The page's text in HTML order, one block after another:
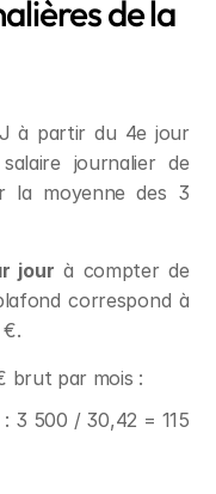
de la
à partir du 4e jour
journalier de
la moyenne des 3
jour à compter de
correspond à
brut par mois :
3 500 / 30,42 = 115